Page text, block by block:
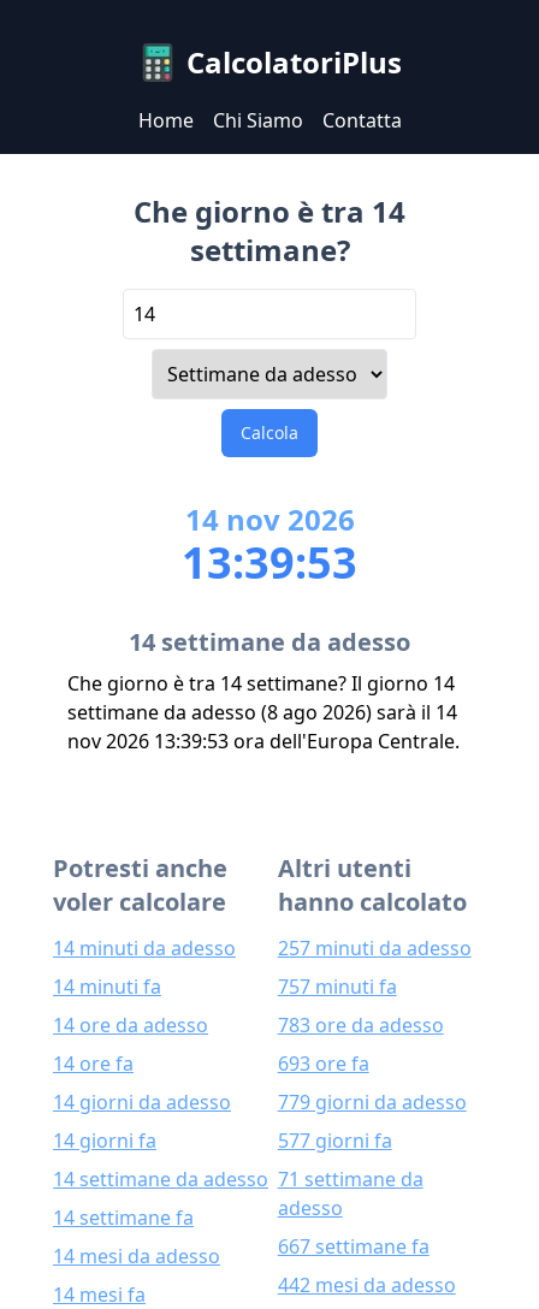
CalcolatoriPlus
Home Chi Siamo Contatta
Che giorno è tra 14
settimane?
Calcola
14 nov 2026
13:39:53
14 settimane da adesso
Che giorno è tra 14 settimane? Il giorno 14
settimane da adesso (8 ago 2026) sarà il 14
nov 2026 13:39:53 ora dell'Europa Centrale.
Potresti anche
voler calcolare
14 minuti da adesso
14 minuti fa
14 ore da adesso
14 ore fa
14 giorni da adesso
14 giorni fa
14 settimane da adesso
14 settimane fa
14 mesi da adesso
14 mesi fa
Altri utenti
hanno calcolato
257 minuti da adesso
757 minuti fa
783 ore da adesso
693 ore fa
779 giorni da adesso
577 giorni fa
71 settimane da
adesso
667 settimane fa
442 mesi da adesso